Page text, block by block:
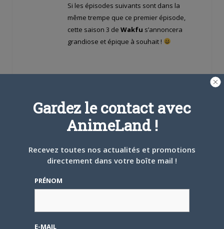
Si les épisodes suivants sont dans la
même trempe que ce premier épisode,
cette saison 3 de Wakfu s’annoncera
grandiose et épique à souhait !
Ancien
Je me refuse à lire la majorité de ta critique
pointures du doublage invités ?
Gardez le contact avec
AnimeLand !
Recevez toutes nos actualités et promotions
directement dans votre boîte mail !
PRÉNOM
E-MAIL